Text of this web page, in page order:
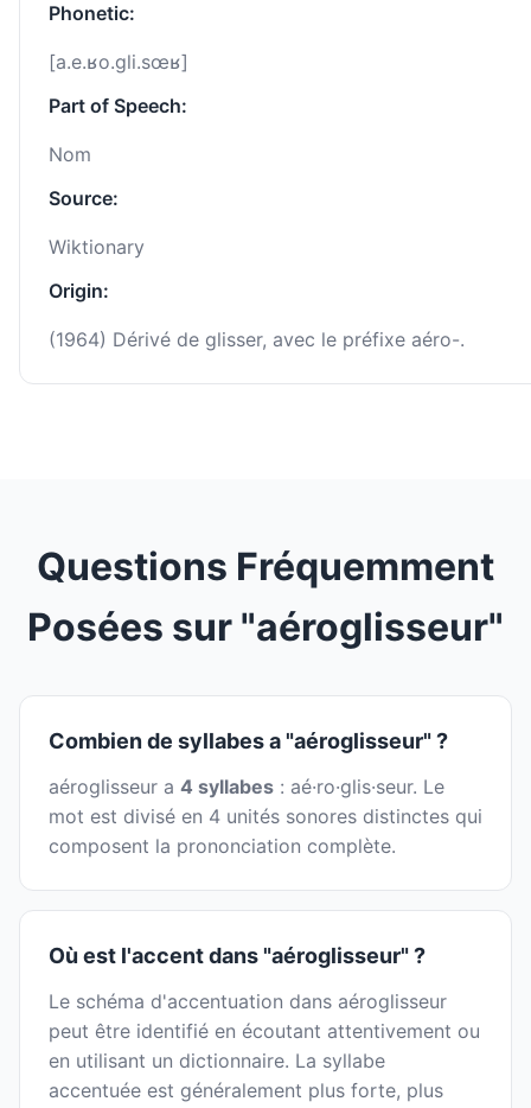
Phonetic:
[a.e.ʁo.ɡli.sœʁ]
Part of Speech:
Nom
Source:
Wiktionary
Origin:
(1964) Dérivé de glisser, avec le préfixe aéro-.
Questions Fréquemment
Posées sur "aéroglisseur"
Combien de syllabes a "aéroglisseur" ?
aéroglisseur a 4 syllabes : aé·ro·glis·seur. Le
mot est divisé en 4 unités sonores distinctes qui
composent la prononciation complète.
Où est l'accent dans "aéroglisseur" ?
Le schéma d'accentuation dans aéroglisseur
peut être identifié en écoutant attentivement ou
en utilisant un dictionnaire. La syllabe
accentuée est généralement plus forte, plus